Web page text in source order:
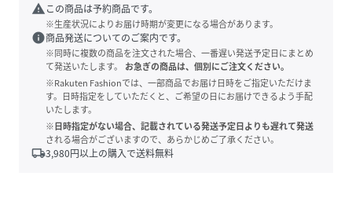
warning この商品は予約商品です。
※生産状況によりお届け時期が変更になる場合があります。
info商品発送についてのご案内です。
※同時に複数の商品を注文された場合、一番遅い発送予定日にまとめ
て発送いたします。
お急ぎの商品は、個別にご注文ください。
※Rakuten Fashionでは、一部商品でお届け日時をご指定いただけま
す。日時指定をしていただくと、ご希望の日にお届けできるよう手配
いたします。
※日時指定がない場合、記載されている発送予定日よりも遅れて発送
される場合がございますので、あらかじめご了承ください。
local_shipping3,980円以上の購入で送料無料